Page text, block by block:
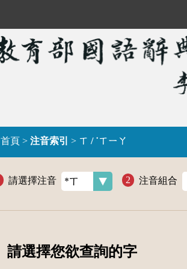
首頁 > 注音索引 > ㄒ / ˙ㄒㄧㄚ
請選擇注音 注音組合
請選擇您欲查詢的字